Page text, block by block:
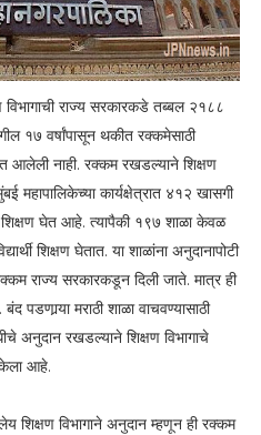
विभागाची राज्य सरकारकडे तब्बल २१८८
१७ वर्षांपासून थकीत रक्कमेसाठी
आलेली नाही. रक्कम रखडल्याने शिक्षण
महापालिकेच्या कार्यक्षेत्रात ४१२ खासगी
शिक्षण घेत आहे. त्यापैकी १९७ शाळा केवळ
शिक्षण घेतात. या शाळांना अनुदानापोटी
राज्य सरकारकडून दिली जाते. मात्र ही
पडणार्‍या मराठी शाळा वाचवण्यासाठी
अनुदान रखडल्याने शिक्षण विभागाचे
केला आहे.
शिक्षण विभागाने अनुदान म्हणून ही रक्कम